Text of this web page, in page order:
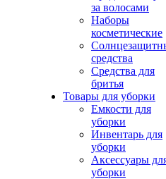
за волосами
Наборы
косметические
средства
Средства для
бритья
Товары для уборки
Емкости для
уборки
Инвентарь для
уборки
Аксессуары
уборки